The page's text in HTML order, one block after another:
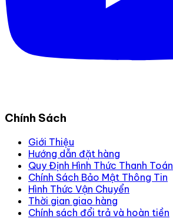
Chính Sách
Giới Thiệu
Hướng dẫn đặt hàng
Quy Định Hình Thức Thanh Toán
Chính Sách Bảo Mật Thông Tin
Hình Thức Vận Chuyển
Thời gian giao hàng
Chính sách đổi trả và hoàn tiền